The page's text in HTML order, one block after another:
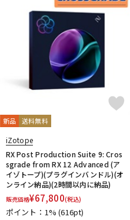
新品 送料無料
iZotope
RX Post Production Suite 9: Cros
sgrade from RX 12 Advanced (ア
イゾトープ)(プラグインバンドル)(オ
ンライン納品)(2時間以内に納品)
販売価格¥67,800(税込)
ポイント：1%(616pt)